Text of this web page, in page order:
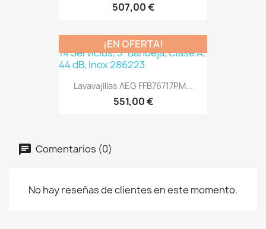
507,00 €
Lavavajillas AEG FFB76717PM...
551,00 €
¡EN OFERTA!
Comentarios (0)
No hay reseñas de clientes en este momento.